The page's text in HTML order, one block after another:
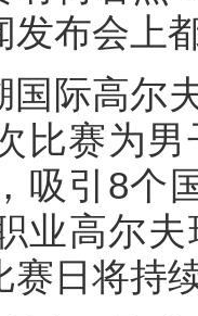
发布会上
国际高尔
比赛为
吸引8个
业高尔
赛日将持